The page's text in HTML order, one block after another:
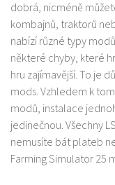
dobrá, nicméně
kombajnů, traktorů
nabízí různé typy
některé chyby, které
hru zajímavější. To je
mods. Vzhledem k
modů, instalace
jedinečnou. Všechny
nemusíte bát plateb
Farming Simulator 25